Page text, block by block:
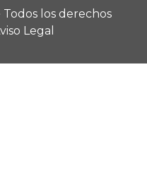
Todos los derechos
Legal